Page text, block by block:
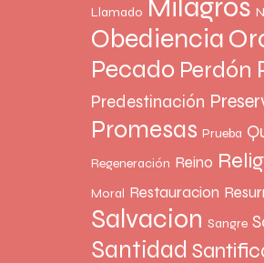
Llamado Milagros
Obediencia
Pecado Perdón
Predestinación
Promesas Prueba
Regeneración Reino
Moral Restauracion
Salvacion Sangre
Santidad